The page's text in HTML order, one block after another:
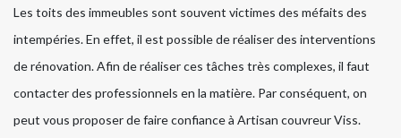
Les toits des immeubles sont souvent victimes des méfaits des
intempéries. En effet, il est possible de réaliser des interventions
de rénovation. Afin de réaliser ces tâches très complexes, il faut
contacter des professionnels en la matière. Par conséquent, on
peut vous proposer de faire confiance à Artisan couvreur Viss.